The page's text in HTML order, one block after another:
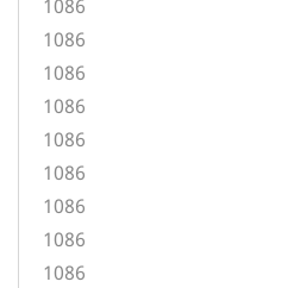
1086
1086
1086
1086
1086
1086
1086
1086
1086